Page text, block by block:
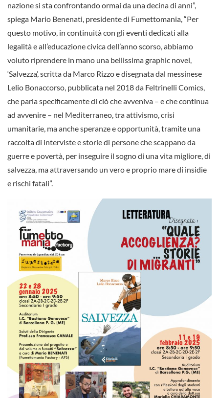
nazione si sta confrontando ormai da una decina di anni”,
spiega Mario Benenati, presidente di Fumettomania, “Per
questo motivo, in continuità con gli eventi dedicati alla
legalità e all’educazione civica dell’anno scorso, abbiamo
voluto riprendere in mano una bellissima graphic novel,
‘Salvezza’, scritta da Marco Rizzo e disegnata dal messinese
Lelio Bonaccorso, pubblicata nel 2018 da Feltrinelli Comics,
che parla specificamente di ciò che avveniva – e che continua
ad avvenire – nel Mediterraneo, tra attivismo, crisi
umanitarie, ma anche speranze e opportunità, tramite una
raccolta di interviste e storie di persone che scappano da
guerre e povertà, per inseguire il sogno di una vita migliore, di
salvezza, ma attraversando un vero e proprio mare di insidie
e rischi fatali”.